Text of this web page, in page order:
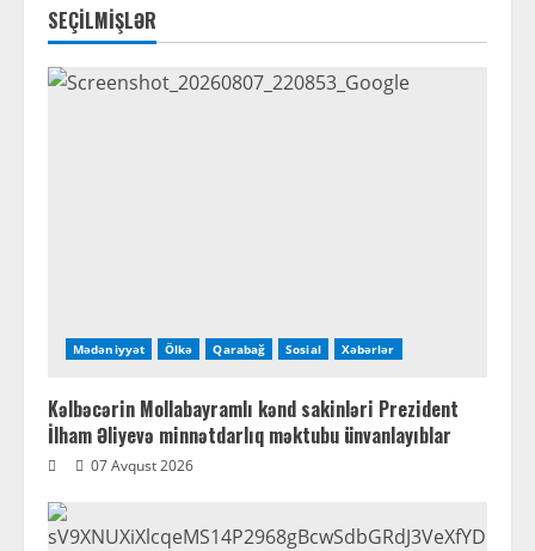
SEÇİLMİŞLƏR
Mədəniyyət Ölkə Qarabağ Sosial Xəbərlər
Kəlbəcərin Mollabayramlı kənd sakinləri Prezident
İlham Əliyevə minnətdarlıq məktubu ünvanlayıblar
07 Avqust 2026